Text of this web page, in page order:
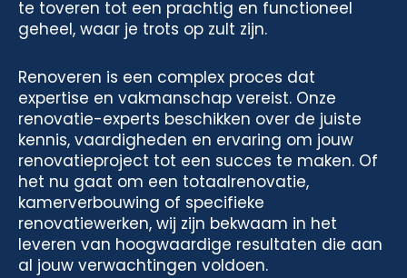
te toveren tot een prachtig en functioneel
geheel, waar je trots op zult zijn.
Renoveren is een complex proces dat
expertise en vakmanschap vereist. Onze
renovatie-experts beschikken over de juiste
kennis, vaardigheden en ervaring om jouw
renovatieproject tot een succes te maken. Of
het nu gaat om een totaalrenovatie,
kamerverbouwing of specifieke
renovatiewerken, wij zijn bekwaam in het
leveren van hoogwaardige resultaten die aan
al jouw verwachtingen voldoen.